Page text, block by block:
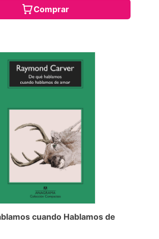
Comprar
cuando Hablamos de